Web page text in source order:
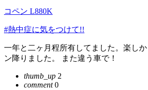
コペン L880K
#熱中症に気をつけて!!
一年と二ヶ月程所有してました。楽し
ン降りました。 また違う車で！
thumb_up 2
comment0